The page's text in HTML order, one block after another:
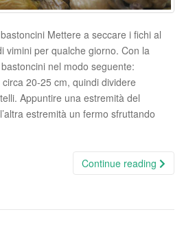
Mettere a seccare i fichi al
vimini per qualche giorno. Con la
nel modo seguente:
20-25 cm, quindi dividere
Appuntire una estremità del
estremità un fermo sfruttando
Continue reading